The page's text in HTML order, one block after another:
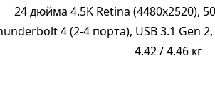
24 дюйма 4.5K Retina (4480x2520),
4 (2-4 порта), USB 3.1 Gen
4.42 / 4.46 кг